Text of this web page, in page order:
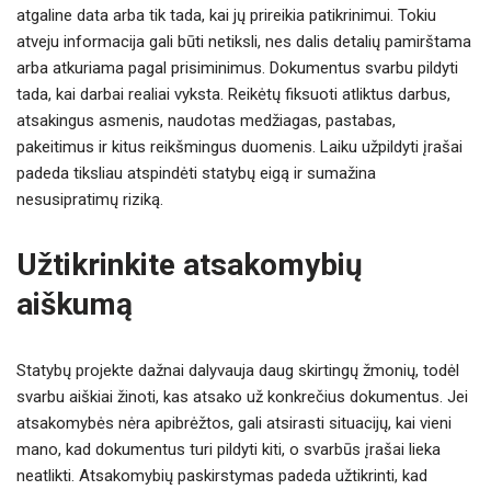
atgaline data arba tik tada, kai jų prireikia patikrinimui. Tokiu
atveju informacija gali būti netiksli, nes dalis detalių pamirštama
arba atkuriama pagal prisiminimus. Dokumentus svarbu pildyti
tada, kai darbai realiai vyksta. Reikėtų fiksuoti atliktus darbus,
atsakingus asmenis, naudotas medžiagas, pastabas,
pakeitimus ir kitus reikšmingus duomenis. Laiku užpildyti įrašai
padeda tiksliau atspindėti statybų eigą ir sumažina
nesusipratimų riziką.
Užtikrinkite atsakomybių
aiškumą
Statybų projekte dažnai dalyvauja daug skirtingų žmonių, todėl
svarbu aiškiai žinoti, kas atsako už konkrečius dokumentus. Jei
atsakomybės nėra apibrėžtos, gali atsirasti situacijų, kai vieni
mano, kad dokumentus turi pildyti kiti, o svarbūs įrašai lieka
neatlikti. Atsakomybių paskirstymas padeda užtikrinti, kad